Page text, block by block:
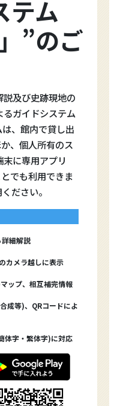
テム
”のご
及び史跡現地の
ガイドシステム
、館内で貸し出
、個人所有のス
に専用アプリ
でも利用できま
ださい。
細解説
カメラ越しに表示
ップ、相互補完情報
成等)、QRコードによ
体字・繁体字)に対応